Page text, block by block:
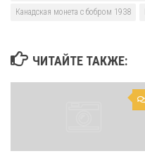
Канадская монета с бобром 1938
ЧИТАЙТЕ ТАКЖЕ: